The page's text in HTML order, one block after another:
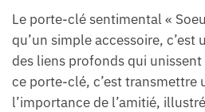
Le porte-clé sentimental «
qu’un simple accessoire, c’est
des liens profonds qui
ce porte-clé, c’est transmettre
l’importance de l’amitié,